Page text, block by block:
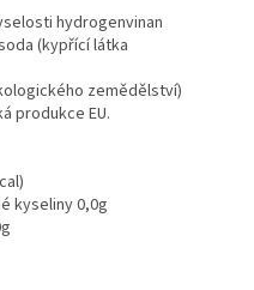
hydrogenvinan
(kypřící látka
zemědělství)
produkce EU.
kyseliny 0,0g